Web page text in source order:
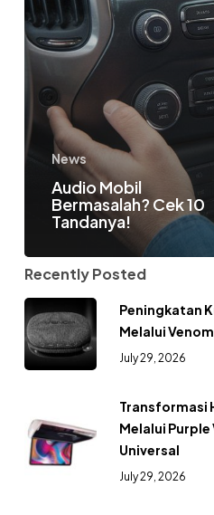
News
Audio Mobil
Bermasalah? Cek 10
Tandanya!
Recently Posted
Peningkatan
Melalui
July 29, 2026
Transformasi
Melalui Purple
Universal
July 29, 2026